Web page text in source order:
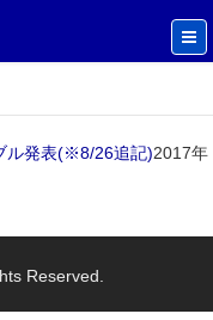
ル発表(※8/26追記)2017年
Reserved.